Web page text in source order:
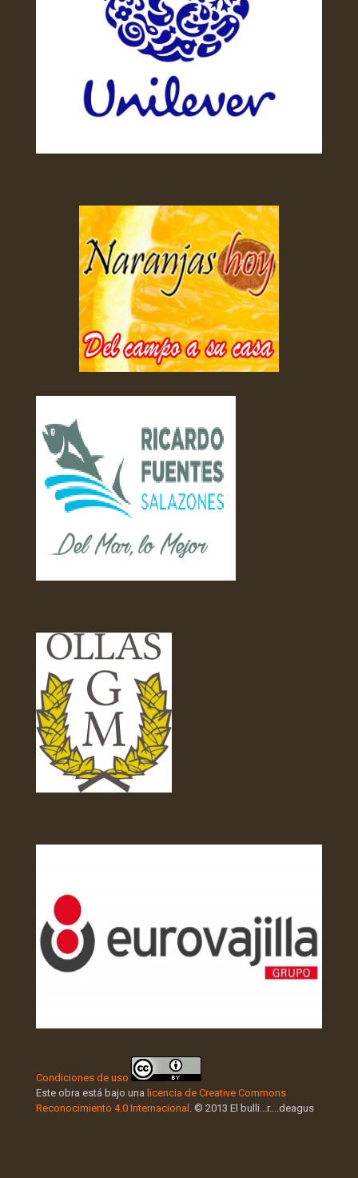
Condiciones de uso
Este obra está bajo una licencia de Creative Commons
Reconocimiento 4.0 Internacional . © 2013 El bulli...r....deagus